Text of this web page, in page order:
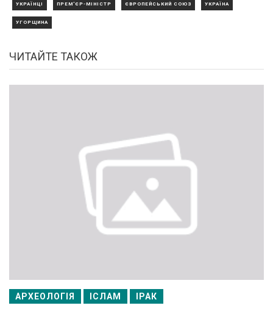
УКРАЇНЦІ ПРЕМ'ЄР-МІНІСТР ЄВРОПЕЙСЬКИЙ СОЮЗ УКРАЇНА
УГОРЩИНА
ЧИТАЙТЕ ТАКОЖ
АРХЕОЛОГІЯ ІСЛАМ ІРАК